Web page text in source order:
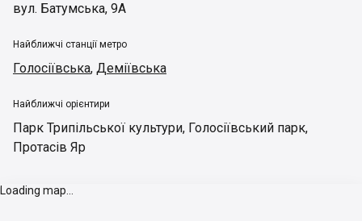
вул. Батумська, 9А
Найближчі станції метро
Голосіївська, Деміївська
Найближчі орієнтири
Парк Трипільської культури, Голосіївський парк,
Протасів Яр
Loading map...